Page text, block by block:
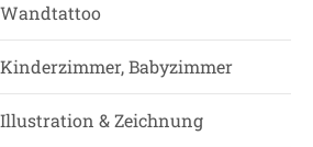
Wandtattoo
Kinderzimmer, Babyzimmer
Illustration & Zeichnung